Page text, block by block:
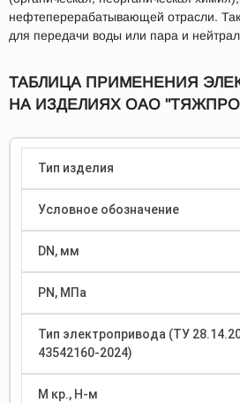
нефтеперерабатывающей отрасли.
для передачи воды или пара и
ТАБЛИЦА ПРИМЕНЕНИЯ
НА ИЗДЕЛИЯХ ОАО